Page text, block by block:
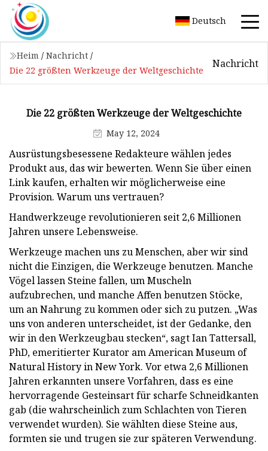
Deutsch
Heim / Nachricht /
Die 22 größten Werkzeuge der Weltgeschichte
Nachricht
Die 22 größten Werkzeuge der Weltgeschichte
May 12, 2024
Ausrüstungsbesessene Redakteure wählen jedes
Produkt aus, das wir bewerten. Wenn Sie über einen
Link kaufen, erhalten wir möglicherweise eine
Provision. Warum uns vertrauen?
Handwerkzeuge revolutionieren seit 2,6 Millionen
Jahren unsere Lebensweise.
Werkzeuge machen uns zu Menschen, aber wir sind
nicht die Einzigen, die Werkzeuge benutzen. Manche
Vögel lassen Steine ​​fallen, um Muscheln
aufzubrechen, und manche Affen benutzen Stöcke,
um an Nahrung zu kommen oder sich zu putzen. „Was
uns von anderen unterscheidet, ist der Gedanke, den
wir in den Werkzeugbau stecken“, sagt Ian Tattersall,
PhD, emeritierter Kurator am American Museum of
Natural History in New York. Vor etwa 2,6 Millionen
Jahren erkannten unsere Vorfahren, dass es eine
hervorragende Gesteinsart für scharfe Schneidkanten
gab (die wahrscheinlich zum Schlachten von Tieren
verwendet wurden). Sie wählten diese Steine ​​aus,
formten sie und trugen sie zur späteren Verwendung.